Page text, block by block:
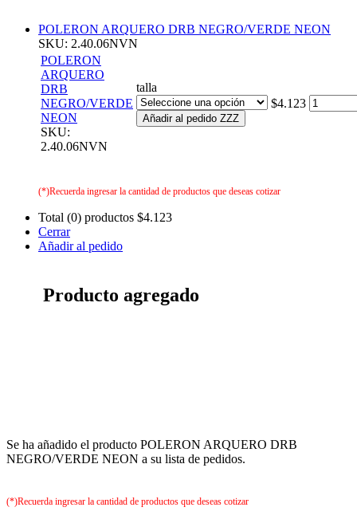
POLERON ARQUERO DRB NEGRO/VERDE NEON
SKU: 2.40.06NVN
POLERON
ARQUERO
DRB
NEGRO/VERDE
NEON
SKU:
2.40.06NVN
talla
Añadir al pedido ZZZ
$4.123
(*)Recuerda ingresar la cantidad de productos que deseas cotizar
Total (0) productos $4.123
Cerrar
Añadir al pedido
Producto agregado
Se ha añadido el producto POLERON ARQUERO DRB
NEGRO/VERDE NEON a su lista de pedidos.
(*)Recuerda ingresar la cantidad de productos que deseas cotizar